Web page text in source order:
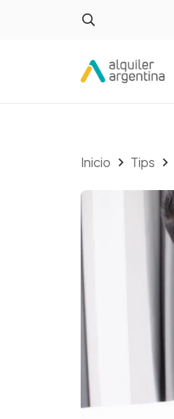
Inicio Tips